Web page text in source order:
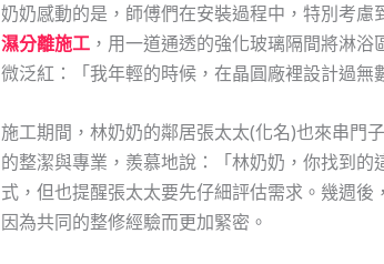
奶奶感動的是，師傅們在安裝過程中，特別考
濕分離施工，用一道通透的強化玻璃隔間將淋
微泛紅：「我年輕的時候，在晶圓廠裡設計過無
施工期間，林奶奶的鄰居張太太(化名)也來串門
的整潔與專業，羨慕地說：「林奶奶，你找到
式，但也提醒張太太要先仔細評估需求。幾週
因為共同的整修經驗而更加緊密。